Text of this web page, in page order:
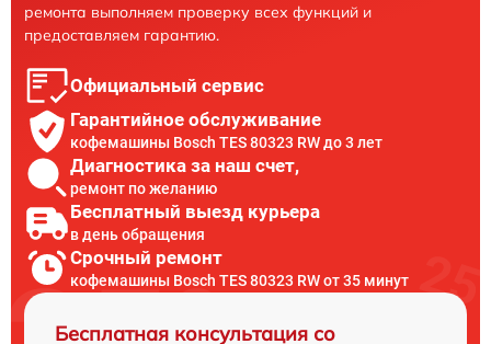
ремонта выполняем проверку всех функций и
предоставляем гарантию.
Официальный сервис
Гарантийное обслуживание
кофемашины Bosch TES 80323 RW до 3 лет
Диагностика за наш счет,
ремонт по желанию
Бесплатный выезд курьера
в день обращения
Срочный ремонт
кофемашины Bosch TES 80323 RW от 35 минут
Бесплатная консультация со